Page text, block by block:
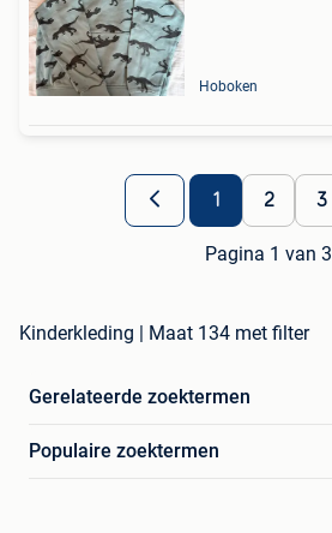
Hoboken
1 2 3
Pagina 1 van 3
Kinderkleding | Maat 134 met filter
Gerelateerde zoektermen
Populaire zoektermen